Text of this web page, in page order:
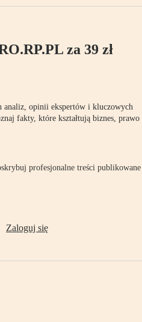
za 39 zł
analiz, opinii ekspertów i kluczowych
fakty, które kształtują biznes, prawo
profesjonalne treści publikowane
Zaloguj się